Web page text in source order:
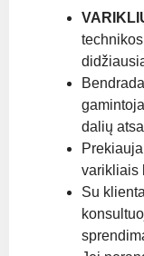
dalių
varikliais
Su